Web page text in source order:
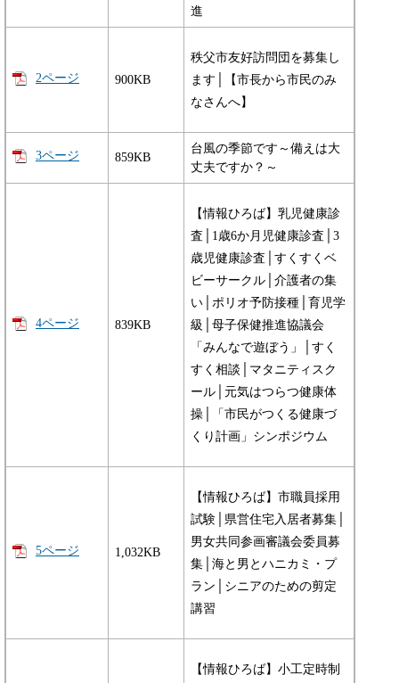
進
2ページ 900KB
秩父市友好訪問団を募集し
ます│【市長から市民のみ
なさんへ】
3ページ 859KB
台風の季節です～備えは大
丈夫ですか？～
4ページ 839KB
【情報ひろば】乳児健康診
査│1歳6か月児健康診査│3
歳児健康診査│すくすくベ
ビーサークル│介護者の集
い│ポリオ予防接種│育児学
級│母子保健推進協議会
「みんなで遊ぼう」│すく
すく相談│マタニティスク
ール│元気はつらつ健康体
操│「市民がつくる健康づ
くり計画」シンポジウム
5ページ 1,032KB
【情報ひろば】市職員採用
試験│県営住宅入居者募集│
男女共同参画審議会委員募
集│海と男とハニカミ・プ
ラン│シニアのための剪定
講習
【情報ひろば】小工定時制